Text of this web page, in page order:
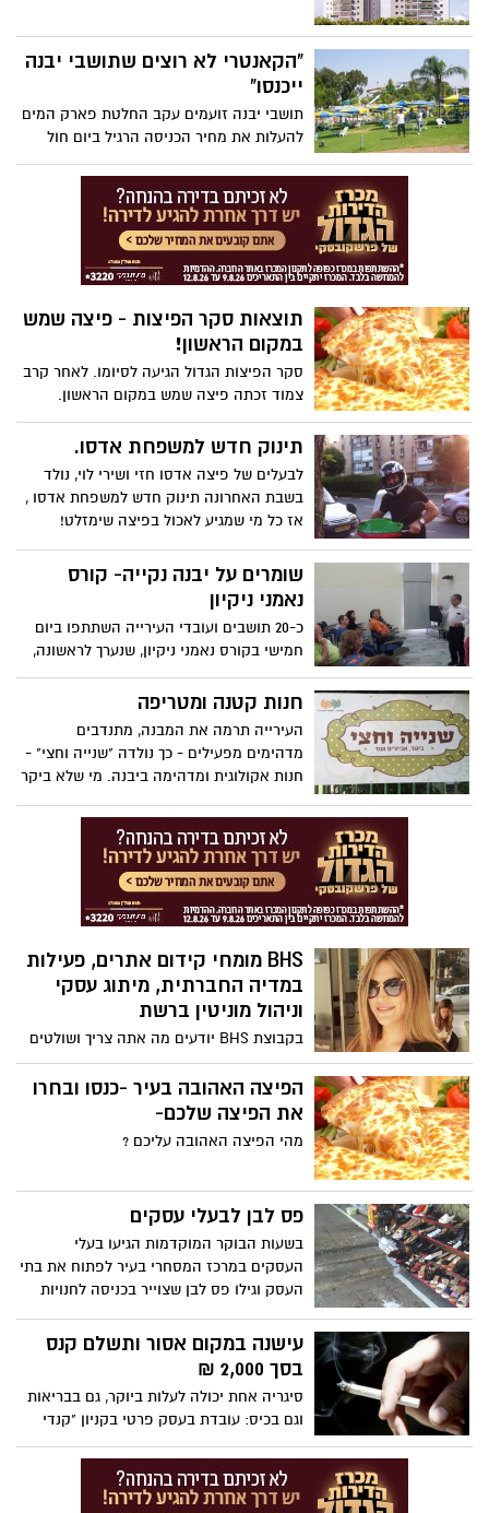
"הקאנטרי לא רוצים שתושבי יבנה
ייכנסו"
תושבי יבנה זועמים עקב החלטת פארק המים
להעלות את מחיר הכניסה הרגיל ביום חול
ל-90 ₪, לצד שורה ארוכה של קביעות
המקשות משמעותית על תושבי העיר לבלות
במקום. "זו חוצפה שאין כדוגמתה, לקחו שטח
ציבורי והפכו אותו לאליטות בלבד", אומר
תושב זועם
תוצאות סקר הפיצות - פיצה שמש
במקום הראשון!
סקר הפיצות הגדול הגיעה לסיומו. לאחר קרב
צמוד זכתה פיצה שמש במקום הראשון.
הבעלים של פיצה שמש: "הסקר משקף
עבודה קשה והתמדה". כנסו לתוצאות
תינוק חדש למשפחת אדסו.
לבעלים של פיצה אדסו חזי ושירי לוי, נולד
בשבת האחרונה תינוק חדש למשפחת אדסו ,
אז כל מי שמגיע לאכול בפיצה שימזלט!
שומרים על יבנה נקייה- קורס
נאמני ניקיון
כ-20 תושבים ועובדי העירייה השתתפו ביום
חמישי בקורס נאמני ניקיון, שנערך לראשונה,
ביוזמת עיריית יבנה והמשרד להגנת הסביבה.
חנות קטנה ומטריפה
העירייה תרמה את המבנה, מתנדבים
מדהימים מפעילים - כך נולדה "שנייה וחצי" -
חנות אקולוגית ומדהימה ביבנה. מי שלא ביקר
BHS מומחי קידום אתרים, פעילות
במדיה החברתית, מיתוג עסקי
וניהול מוניטין ברשת
בקבוצת BHS יודעים מה אתה צריך ושולטים
בתחום קידום אתרים – ויודעים כיצד לספק
את זה עבורך אבל לפני הכל – אנשי שירות
מעולים!
הפיצה האהובה בעיר -כנסו ובחרו
את הפיצה שלכם-
מהי הפיצה האהובה עליכם ?
פס לבן לבעלי עסקים
בשעות הבוקר המוקדמות הגיעו בעלי
העסקים במרכז המסחרי בעיר לפתוח את בתי
העסק וגילו פס לבן שצוייר בכניסה לחנויות
העירייה:"העירייה עדכנה את בעלי העסקים
בהודעה שנשלחה מבעוד מועד וביצעה סימון
אחיד לכלל בתי העסק אשר יקבע את תחום
הוצאת הסחורה."
עישנה במקום אסור ותשלם קנס
בסך 2,000 ₪
סיגריה אחת יכולה לעלות ביוקר, גם בבריאות
וגם בכיס: עובדת בעסק פרטי בקניון "קנדי
סנטר" ביבנה נקנסה על-ידי בית משפט
שהואשמה בעישון בשטח העסק.